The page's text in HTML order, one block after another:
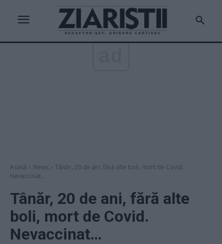
Acasă News
Tânăr, 20 de ani, fără alte boli, mort de Covid.
Nevaccinat...
Tânăr, 20 de ani, fără alte
boli, mort de Covid.
Nevaccinat…